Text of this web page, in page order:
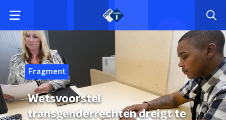
Fragment
Wetsvoorstel
transgenderrechten dreigt te